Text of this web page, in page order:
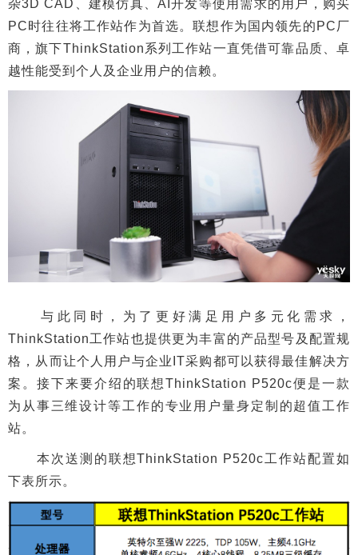
杂3D CAD、建模仿真、AI开发等使用需求的用户，购买
PC时往往将工作站作为首选。联想作为国内领先的PC厂
商，旗下ThinkStation系列工作站一直凭借可靠品质、卓
越性能受到个人及企业用户的信赖。
与此同时，为了更好满足用户多元化需求，
ThinkStation工作站也提供更为丰富的产品型号及配置规
格，从而让个人用户与企业IT采购都可以获得最佳解决方
案。接下来要介绍的联想ThinkStation P520c便是一款
为从事三维设计等工作的专业用户量身定制的超值工作
站。
本次送测的联想ThinkStation P520c工作站配置如
下表所示。